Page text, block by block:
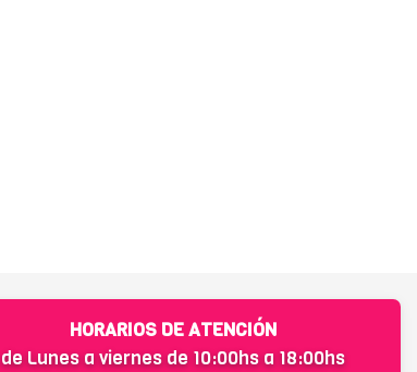
HORARIOS DE ATENCIÓN
de Lunes a viernes de 10:00hs a 18:00hs